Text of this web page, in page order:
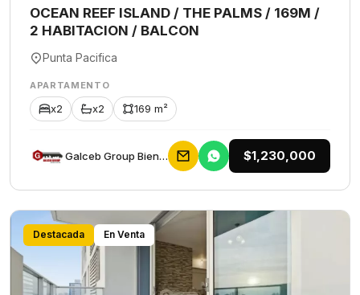
OCEAN REEF ISLAND / THE PALMS / 169M /
2 HABITACION / BALCON
Punta Pacifica
APARTAMENTO
x2 x2 169 m²
Galceb Group Bienes Raices $1,230,000
Destacada En Venta